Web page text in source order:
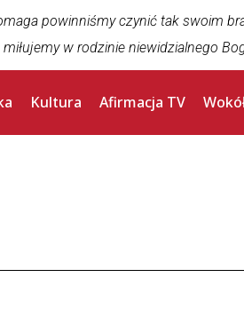
powinniśmy czynić tak swoim
w rodzinie niewidzialnego
Kultura Afirmacja TV